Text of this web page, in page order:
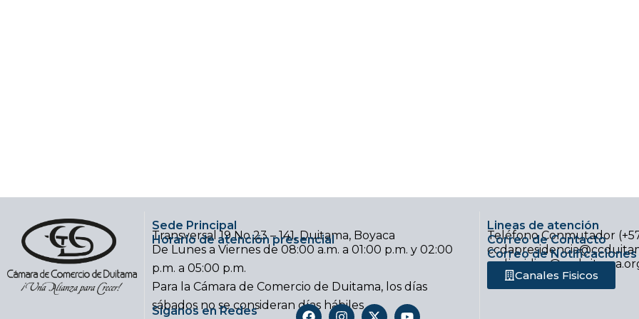
Sede Principal
Transversal 19 No 23 – 141, Duitama, Boyaca
Horario de atención presencial
De Lunes a Viernes de 08:00 a.m. a 01:00 p.m. y 02:00
p.m. a 05:00 p.m.
Para la Cámara de Comercio de Duitama, los días
sábados no se consideran días hábiles
Síganos en Redes
F
I
X
Y
Lineas de atención
Teléfono Conmutador
Correo de Contacto
Correo de Notificaciones
Canales Fisicos